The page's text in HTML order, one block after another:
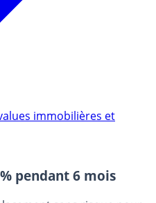
3% pendant 6 mois